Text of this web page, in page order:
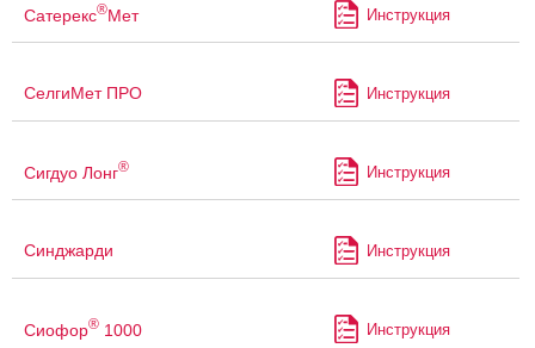
Сатерекс®Мет Инструкция
СелгиМет ПРО Инструкция
Сигдуо Лонг® Инструкция
Синджарди Инструкция
Сиофор® 1000 Инструкция